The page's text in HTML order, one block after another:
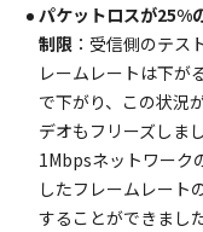
パケットロスが25%
制限 ：受信側のテ
レームレートは下
で下がり、この状況
デオもフリーズしま
1Mbpsネットワーク
したフレームレート
することができました